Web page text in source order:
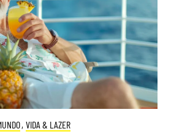
, VIDA & LAZER